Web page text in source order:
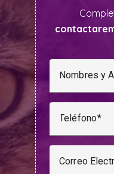
Nombres y
Teléfono
Correo